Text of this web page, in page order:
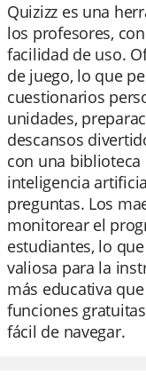
Quizizz es una
los profesores,
facilidad de uso.
de juego, lo que
cuestionarios
unidades,
descansos
con una
inteligencia
preguntas. Los
monitorear el
estudiantes, lo
valiosa para la
más educativa
funciones
fácil de navegar.